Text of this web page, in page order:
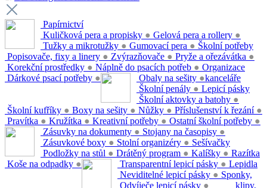
Papírnictví
Kuličková pera a propisky ● Gelová pera a rollery ●
Tužky a mikrotužky ● Gumovací pera ●
Popisovače, fixy a linery ● Zvýrazňovače ● Pryže a ořezávátka ●
Korekční prostředky ● Náplně do psacích potřeb ●
Dárkové psací potřeby ●
Školní potřeby
Obaly na sešity ●
Školní penály ●
Školní aktovky a batohy ●
Školní kufříky ● Boxy na sešity ● Nůžky ● Příslušenství k řezání ●
Pravítka ● Kružítka ● Kreativní potřeby ● Ostatní školní potřeby ●
Organizace
kanceláře
Zásuvky na dokumenty ● Stojany na časopisy ●
Zásuvkové boxy ● Stolní organizéry ●
Podložky na stůl ● Drátěný program ● Kalíšky ●
Koše na odpadky ●
Lepicí pásky
Transparentní lepicí pásky ●
Neviditelné lepicí pásky ●
Odvíječe lepicí pásky ●
Sešívačky
Razítka
Lepidla
Sponky,
klipy,